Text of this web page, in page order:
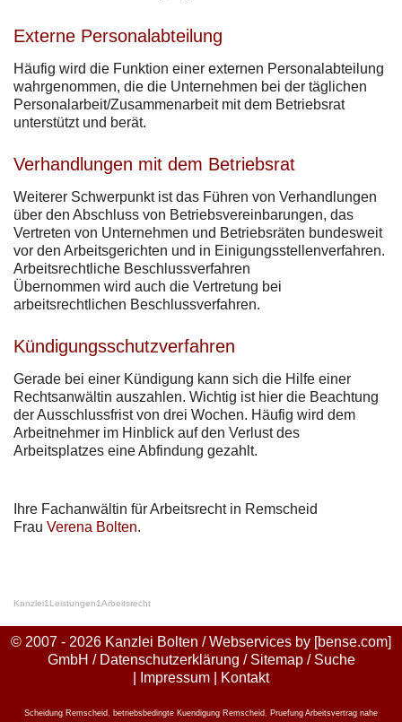
Externe Personalabteilung
Häufig wird die Funktion einer externen Personalabteilung
wahrgenommen, die die Unternehmen bei der täglichen
Personalarbeit/Zusammenarbeit mit dem Betriebsrat
unterstützt und berät.
Verhandlungen mit dem Betriebsrat
Weiterer Schwerpunkt ist das Führen von Verhandlungen
über den Abschluss von Betriebsvereinbarungen, das
Vertreten von Unternehmen und Betriebsräten bundesweit
vor den Arbeitsgerichten und in Einigungsstellenverfahren.
Arbeitsrechtliche Beschlussverfahren
Übernommen wird auch die Vertretung bei
arbeitsrechtlichen Beschlussverfahren.
Kündigungsschutzverfahren
Gerade bei einer Kündigung kann sich die Hilfe einer
Rechtsanwältin auszahlen. Wichtig ist hier die Beachtung
der Ausschlussfrist von drei Wochen. Häufig wird dem
Arbeitnehmer im Hinblick auf den Verlust des
Arbeitsplatzes eine Abfindung gezahlt.
Ihre Fachanwältin für Arbeitsrecht in Remscheid
Frau Verena Bolten.
Kanzlei1 Leistungen1Arbeitsrecht
© 2007 - 2026 Kanzlei Bolten / Webservices by [bense.com]
GmbH / Datenschutzerklärung / Sitemap/ Suche
Impressum Kontakt
Scheidung Remscheid betriebsbedingte Kuendigung Remscheid Pruefung Arbeitsvertrag nahe